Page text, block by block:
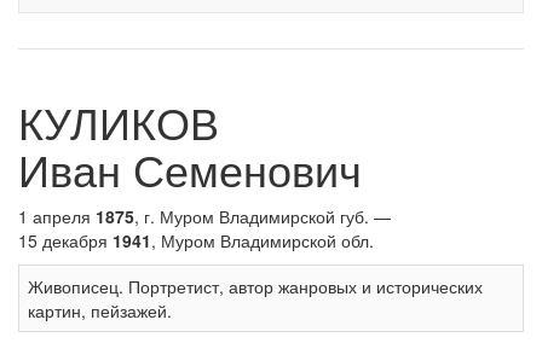
КУЛИКОВ
Иван Семенович
1 апреля 1875, г. Муром Владимирской губ. —
15 декабря 1941, Муром Владимирской обл.
Живописец. Портретист, автор жанровых и исторических
картин, пейзажей.